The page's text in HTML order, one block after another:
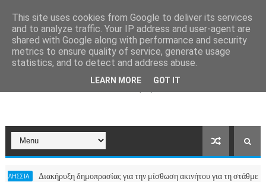
Διακήρυξη δημοπρασίας για την μίσθωση ακινήτου για τη στάθμευση των
This site uses cookies from Google to deliver its services
and to analyze traffic. Your IP address and user-agent are
shared with Google along with performance and security
metrics to ensure quality of service, generate usage
statistics, and to detect and address abuse.
LEARN MORE GOT IT